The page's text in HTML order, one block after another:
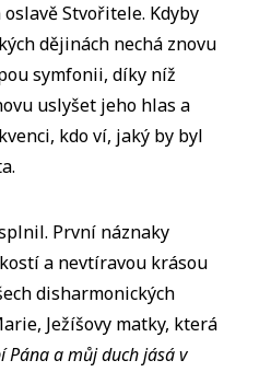
Stvořitele. Kdyby
dějinách nechá znovu
symfonii, díky níž
uslyšet jeho hlas a
kdo ví, jaký by byl
První náznaky
a nevtíravou krásou
disharmonických
Ježíšovy matky, která
Pána a můj duch jásá v